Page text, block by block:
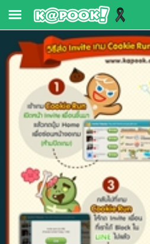
ข่าว-
ความ
ข่าว
ข่าว
บันเทิง
ตรวจ
หวย
บอล
สด